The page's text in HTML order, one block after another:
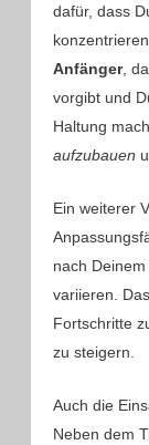
dafür, dass
Anfänger,
vorgibt und
Haltung
aufzubauen
Ein weiterer
nach
variieren.
Fortschritte
zu steigern.
Auch die
Neben dem